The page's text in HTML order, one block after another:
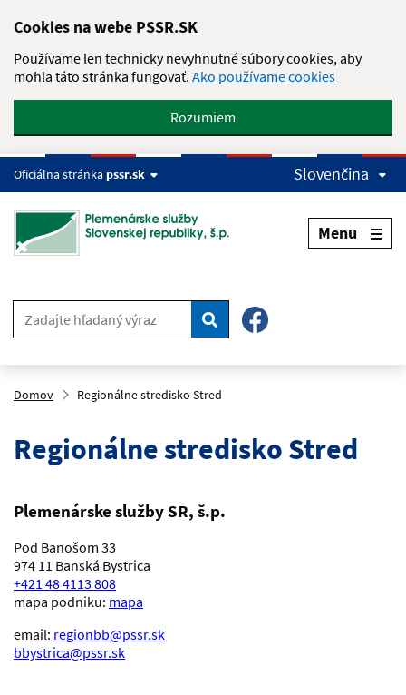
Cookies na webe PSSR.SK
Používame len technicky nevyhnutné súbory cookies, aby
mohla táto stránka fungovať. Ako používame cookies
Rozumiem
Oficiálna stránka pssr.sk Slovenčina
Menu
Hľadať
Domov Regionálne stredisko Stred
Regionálne stredisko Stred
Plemenárske služby SR, š.p.
Pod Banošom 33
974 11 Banská Bystrica
+421 48 4113 808
mapa podniku: mapa
email: regionbb@pssr.sk
bbystrica@pssr.sk